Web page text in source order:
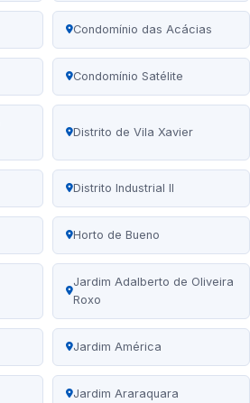
Condomínio das Acácias
Condomínio Satélite
Distrito de Vila Xavier
Distrito Industrial II
Horto de Bueno
Jardim Adalberto de Oliveira
Roxo
Jardim América
Jardim Araraquara